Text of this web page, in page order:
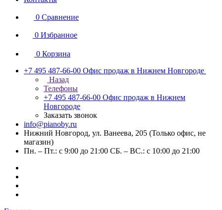
0 Сравнение
0 Избранное
0 Корзина
+7 495 487-66-00 Офис продаж в Нижнем Новгороде
Назад
Телефоны
+7 495 487-66-00 Офис продаж в Нижнем
Новгороде
Заказать звонок
info@pianoby.ru
Нижний Новгород, ул. Ванеева, 205 (Только офис, не
магазин)
Пн. – Пт.: с 9:00 до 21:00 СБ. – ВС.: с 10:00 до 21:00